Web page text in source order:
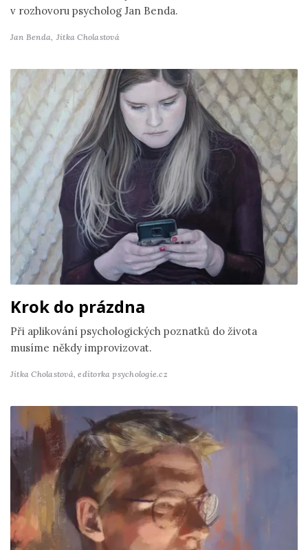
v rozhovoru psycholog Jan Benda.
Jan Benda, Jitka Cholastová
Krok do prázdna
Při aplikování psychologických poznatků do života
musíme někdy improvizovat.
Jitka Cholastová,editorka psychologie.cz